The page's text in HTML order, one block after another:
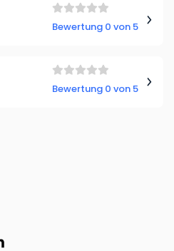
Bewertung 0 von 5
Bewertung 0 von 5